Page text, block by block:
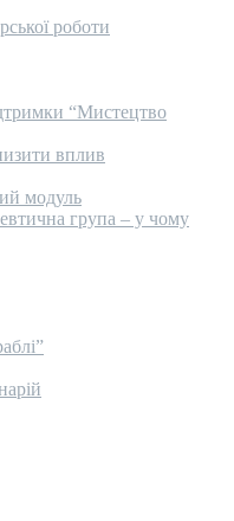
роботи
“Мистецтво
вплив
модуль
група – у чому